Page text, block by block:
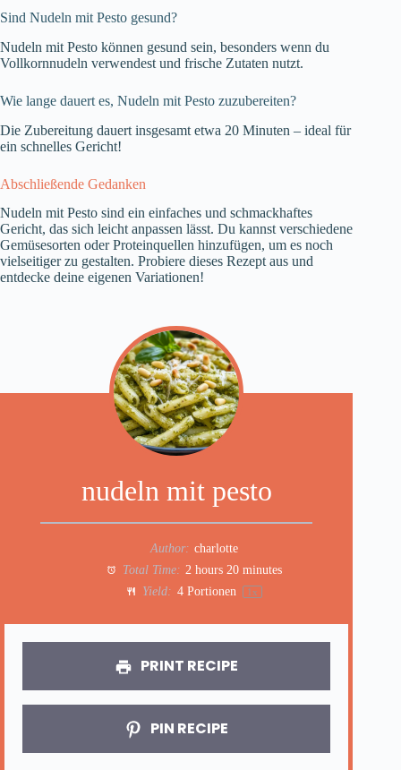
Sind Nudeln mit Pesto gesund?
Nudeln mit Pesto können gesund sein, besonders wenn du
Vollkornnudeln verwendest und frische Zutaten nutzt.
Wie lange dauert es, Nudeln mit Pesto zuzubereiten?
Die Zubereitung dauert insgesamt etwa 20 Minuten – ideal für
ein schnelles Gericht!
Abschließende Gedanken
Nudeln mit Pesto sind ein einfaches und schmackhaftes
Gericht, das sich leicht anpassen lässt. Du kannst verschiedene
Gemüsesorten oder Proteinquellen hinzufügen, um es noch
vielseitiger zu gestalten. Probiere dieses Rezept aus und
entdecke deine eigenen Variationen!
nudeln mit pesto
Author: charlotte
Total Time: 2 hours 20 minutes
Yield: 4Portionen 1 x
PRINT RECIPE
PIN RECIPE